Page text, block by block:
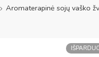
Aromaterapinė sojų vaško